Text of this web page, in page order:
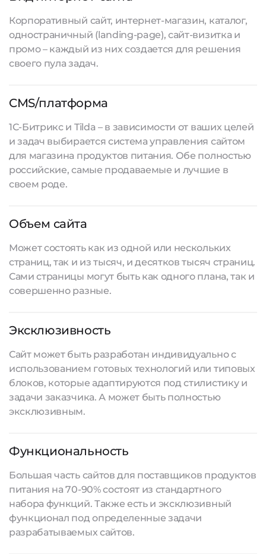
Корпоративный сайт, интернет-магазин, каталог,
одностраничный (landing-page), сайт-визитка и
промо – каждый из них создается для решения
своего пула задач.
CMS/платформа
1С-Битрикс и Tilda – в зависимости от ваших целей
и задач выбирается система управления сайтом
для магазина продуктов питания. Обе полностью
российские, самые продаваемые и лучшие в
своем роде.
Объем сайта
Может состоять как из одной или нескольких
страниц, так и из тысяч, и десятков тысяч страниц.
Сами страницы могут быть как одного плана, так и
совершенно разные.
Эксклюзивность
Сайт может быть разработан индивидуально с
использованием готовых технологий или типовых
блоков, которые адаптируются под стилистику и
задачи заказчика. А может быть полностью
эксклюзивным.
Функциональность
Большая часть сайтов для поставщиков продуктов
питания на 70-90% состоят из стандартного
набора функций. Также есть и эксклюзивный
функционал под определенные задачи
разрабатываемых сайтов.